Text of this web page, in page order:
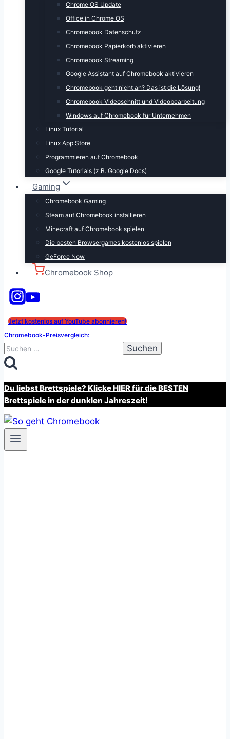
Chrome OS Update
Office in Chrome OS
Chromebook Datenschutz
Chromebook Papierkorb aktivieren
Chromebook Streaming
Google Assistant auf Chromebook aktivieren
Chromebook geht nicht an? Das ist die Lösung!
Chromebook Videoschnitt und Videobearbeitung
Windows auf Chromebook für Unternehmen
Linux Tutorial
Linux App Store
Programmieren auf Chromebook
Google Tutorials (z.B. Google Docs)
Gaming
Chromebook Gaming
Steam auf Chromebook installieren
Minecraft auf Chromebook spielen
Die besten Browsergames kostenlos spielen
GeForce Now
Chromebook Shop
Jetzt kostenlos auf YouTube abonnieren!
Chromebook-Preisvergleich:
Suchen
nach:
Du liebst Brettspiele? Klicke HIER für die BESTEN
Brettspiele in der dunklen Jahreszeit!
Chromebook Angebote & Empfehlungen